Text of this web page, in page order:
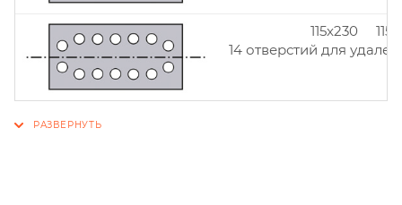
115x230
14 отверстий для